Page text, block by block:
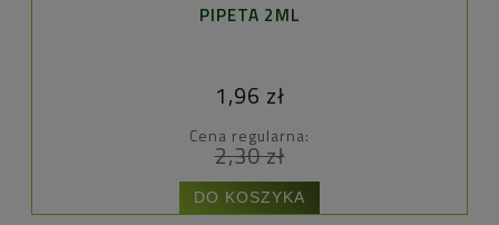
PIPETA 2ML
1,96 zł
Cena regularna:
2,30 zł
DO KOSZYKA